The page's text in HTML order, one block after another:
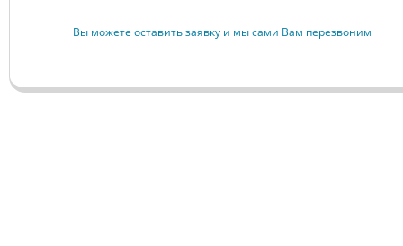
Вы можете оставить заявку и мы сами Вам перезвоним